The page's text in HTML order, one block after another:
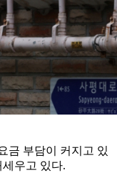
금 부담이 커지고 있
우고 있다.